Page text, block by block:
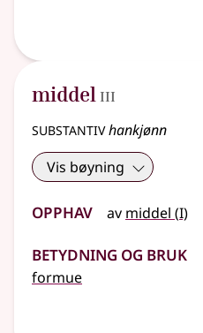
middel 3
III
substantivhankjønn
Vis bøyning
Opphav av middel (1
I)
Betydning og bruk
formue